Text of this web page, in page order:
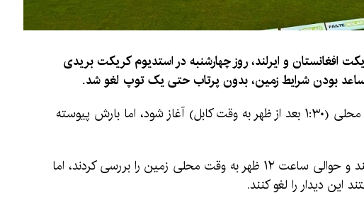
افغانستان و ایرلند، روز چهارشنبه در استدیوم کریکت بریدی
بودن شرایط زمین، بدون پرتاب حتی یک توپ لغو شد.
قرار بود این دیدار ساعت ۱۰:۴۵ صبح به وقت محلی (۱:۳۰ بعد از ظهر به وقت کابل) آغاز شود، اما بارش پیوسته
مسئولان مسابقه آغاز بازی را به تعویق انداختند و حوالی ساعت ۱۲ ظهر به وقت محلی زمین را بررسی کردند، اما